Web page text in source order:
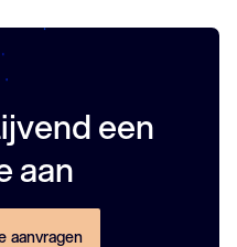
een
aan
aanvragen